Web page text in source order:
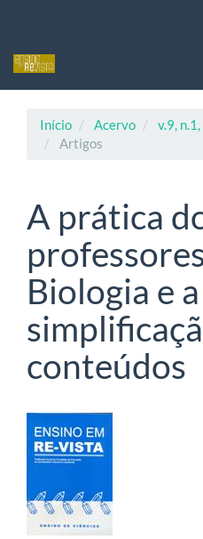
principal
Início Acervo
v.9,
Artigos
A prática
Biologia e a
conteúdos
Barra
lateral
de
artigos